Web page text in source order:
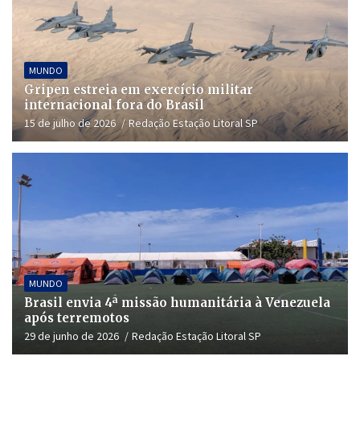
MUNDO
Gripen estreia em exercício militar
internacional fora do Brasil
15 de julho de 2026 Redação Estação Litoral SP
MUNDO
Brasil envia 4ª missão humanitária à Venezuela
após terremotos
29 de junho de 2026 Redação Estação Litoral SP